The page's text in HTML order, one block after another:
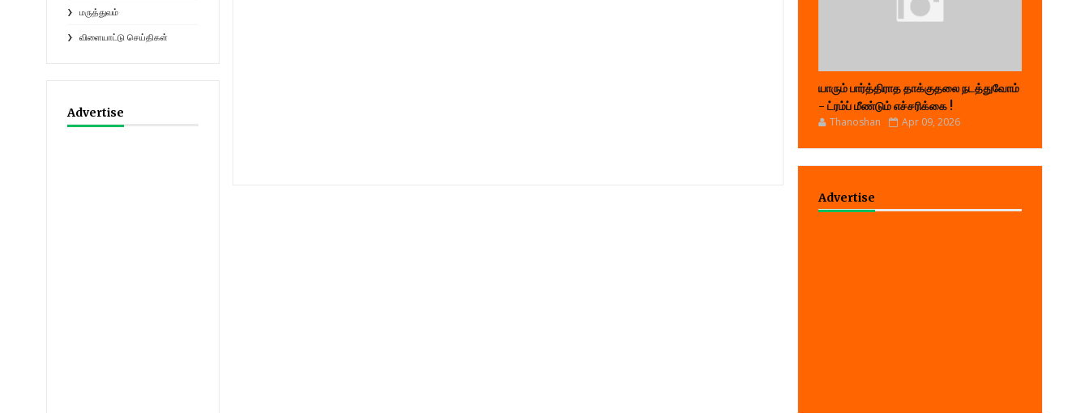
மருத்துவம்
விளையாட்டு செய்திகள்
Advertise
யாரும் பார்த்திராத தாக்குதலை நடத்துவோம்
- ட்ரம்ப் மீண்டும் எச்சரிக்கை !
Thanoshan Apr 09, 2026
Advertise